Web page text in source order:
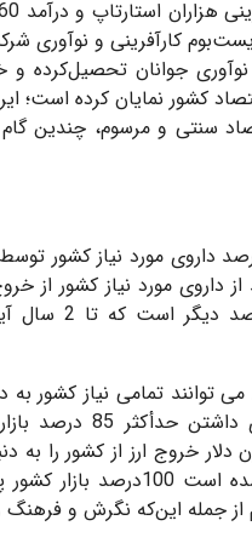
کارآفرینی و نوآوری
جوانان تحصیل‌کرده
که اقتصاد سنتی و مرسوم،
علمی و فناوری رییس‌جمهوری با بیان این‌که 97
این در حالی است
‌توانند تمامی نیاز کشور
قوانین فعلی برندهای
متعلق به برندهای خارجی است 400 میلیون
نمونه از داروی نوترکیب دانش‌بنیان
از جمله این‌که نگرش و